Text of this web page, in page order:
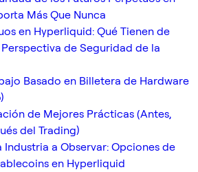
Más Que Nunca
en Hyperliquid: Qué Tienen de
de Seguridad de la
Basado en Billetera de Hardware
de Mejores Prácticas (Antes,
del Trading)
Industria a Observar: Opciones de
en Hyperliquid